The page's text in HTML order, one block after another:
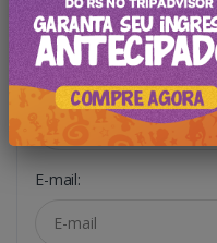
Só é necessário se
Nome:
E-mail: